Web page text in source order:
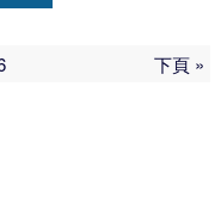
下頁 »